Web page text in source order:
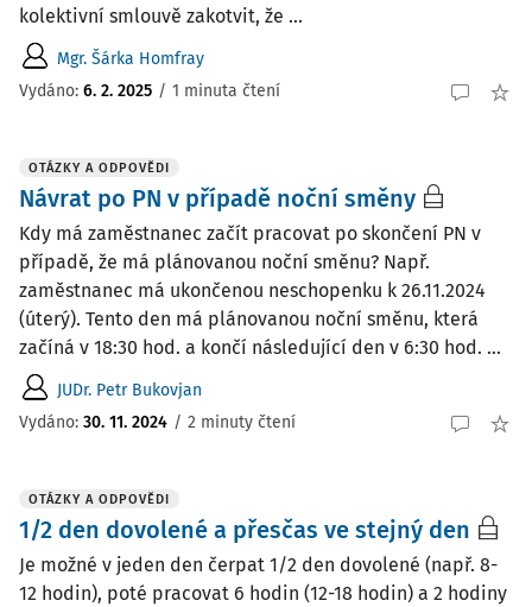
kolektivní smlouvě zakotvit, že ...
Mgr. Šárka Homfray
Vydáno: 6. 2. 2025 / 1 minuta čtení
OTÁZKY A ODPOVĚDI
Návrat po PN v případě noční směny
Kdy má zaměstnanec začít pracovat po skončení PN v
případě, že má plánovanou noční směnu? Např.
zaměstnanec má ukončenou neschopenku k 26.11.2024
(úterý). Tento den má plánovanou noční směnu, která
začíná v 18:30 hod. a končí následující den v 6:30 hod. ...
JUDr. Petr Bukovjan
Vydáno: 30. 11. 2024 / 2 minuty čtení
OTÁZKY A ODPOVĚDI
1/2 den dovolené a přesčas ve stejný den
Je možné v jeden den čerpat 1/2 den dovolené (např. 8-
12 hodin), poté pracovat 6 hodin (12-18 hodin) a 2 hodiny